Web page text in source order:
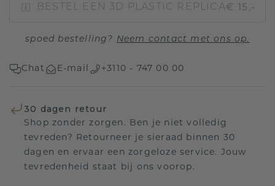
BESTEL EEN 3D PLASTIC REPLICA€ 15,-
spoed bestelling? Neem contact met ons op.
Chat E-mail +3110 - 747 00 00
30 dagen retour
Shop zonder zorgen. Ben je niet volledig
tevreden? Retourneer je sieraad binnen 30
dagen en ervaar een zorgeloze service. Jouw
tevredenheid staat bij ons voorop.